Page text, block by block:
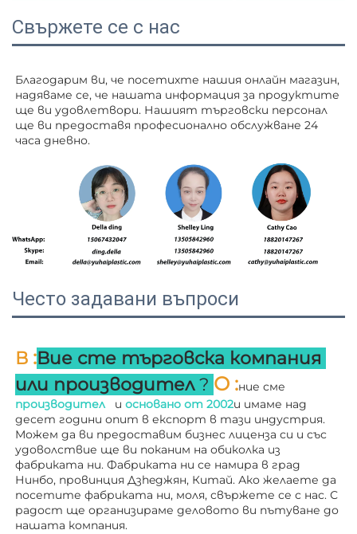
Свържете се с нас
Благодарим ви, че посетихте нашия онлайн магазин,
надяваме се, че нашата информация за продуктите
ще ви удовлетвори. Нашият търговски персонал
ще ви предоставя професионално обслужване 24
часа дневно.
Често задавани въпроси
В :Вие сте търговска компания
или производител ? О :
производител и основано от 2002и имаме над
десет години опит в експорт в тази индустрия.
Можем да ви предоставим бизнес лиценза си и със
удоволствие ще ви поканим на обиколка из
фабриката ни. Фабриката ни се намира в град
Нинбо, провинция Дзheджян, Китай. Ако желаете да
посетите фабриката ни, моля, свържете се с нас. С
радост ще организираме деловото ви пътуване до
нашата компания.